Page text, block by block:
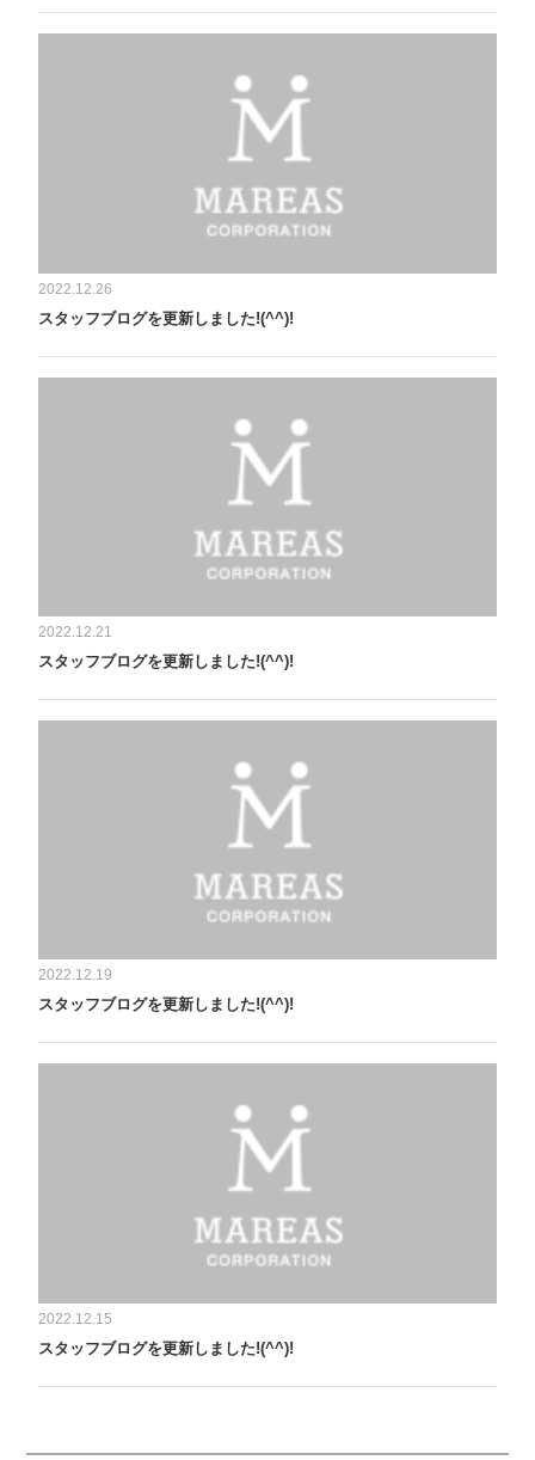
2022.12.26
スタッフブログを更新しました!(^^)!
2022.12.21
スタッフブログを更新しました!(^^)!
2022.12.19
スタッフブログを更新しました!(^^)!
2022.12.15
スタッフブログを更新しました!(^^)!